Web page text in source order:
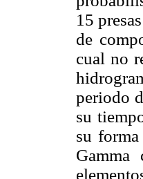
15
de
cual no
periodo
su
su